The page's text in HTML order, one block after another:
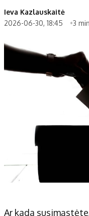
Ieva Kazlauskaitė
2026-06-30, 18:45
3
Ar kada